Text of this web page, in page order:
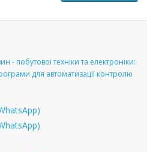
побутової техніки та електроніки:
для автоматизації контролю